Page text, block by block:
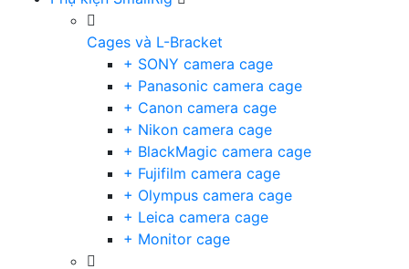
Cages và L-Bracket
+ SONY camera cage
+ Panasonic camera cage
+ Canon camera cage
+ Nikon camera cage
+ BlackMagic camera cage
+ Fujifilm camera cage
+ Olympus camera cage
+ Leica camera cage
+ Monitor cage